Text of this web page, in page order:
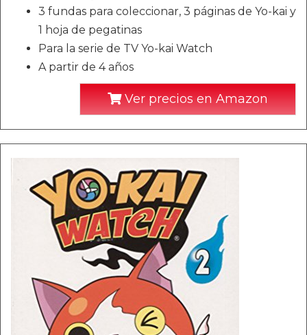
3 fundas para coleccionar, 3 páginas de Yo-kai y
1 hoja de pegatinas
Para la serie de TV Yo-kai Watch
A partir de 4 años
Ver precios en Amazon